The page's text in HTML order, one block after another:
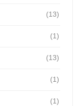
(13)
(1)
(13)
(1)
(1)